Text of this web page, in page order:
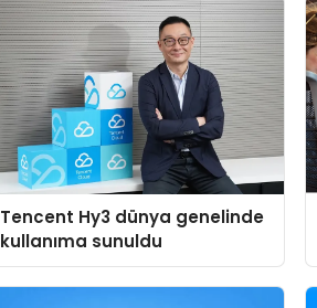
Tencent Hy3 dünya genelinde
kullanıma sunuldu